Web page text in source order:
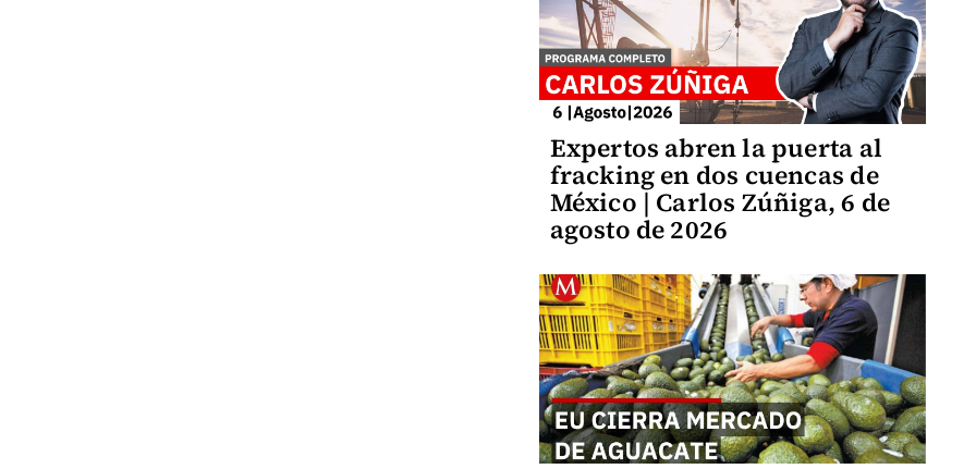
Expertos abren la puerta al
fracking en dos cuencas de
México | Carlos Zúñiga, 6 de
agosto de 2026